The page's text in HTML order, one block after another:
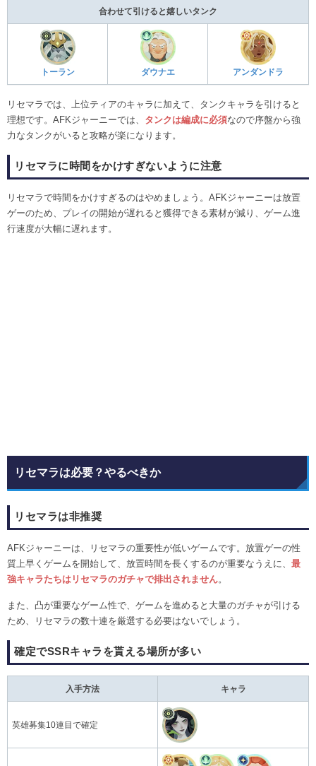
合わせて引けると嬉しいタンク
トーラン ダウナエ アンダンドラ
リセマラでは、上位ティアのキャラに加えて、タンクキャラを引けると
理想です。AFKジャーニーでは、 タンクは編成に必須なので序盤から強
力なタンクがいると攻略が楽になります。
リセマラに時間をかけすぎないように注意
リセマラで時間をかけすぎるのはやめましょう。AFKジャーニーは放置
ゲーのため、プレイの開始が遅れると獲得できる素材が減り、ゲーム進
行速度が大幅に遅れます。
リセマラは必要？やるべきか
リセマラは非推奨
AFKジャーニーは、リセマラの重要性が低いゲームです。放置ゲーの性
質上早くゲームを開始して、放置時間を長くするのが重要なうえに、 最
強キャラたちはリセマラのガチャで排出されません。
また、凸が重要なゲーム性で、ゲームを進めると大量のガチャが引ける
ため、リセマラの数十連を厳選する必要はないでしょう。
確定でSSRキャラを貰える場所が多い
入手方法 キャラ
英雄募集10連目で確定